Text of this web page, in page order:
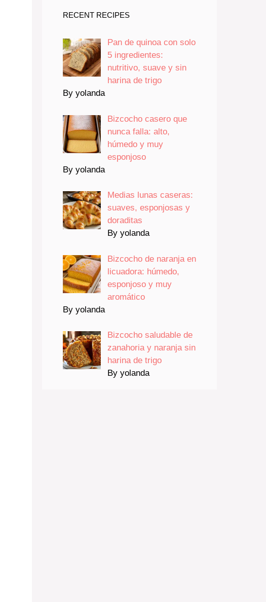
RECENT RECIPES
Pan de quinoa con solo
5 ingredientes:
nutritivo, suave y sin
harina de trigo
By yolanda
Bizcocho casero que
nunca falla: alto,
húmedo y muy
esponjoso
By yolanda
Medias lunas caseras:
suaves, esponjosas y
doraditas
By yolanda
Bizcocho de naranja en
licuadora: húmedo,
esponjoso y muy
aromático
By yolanda
Bizcocho saludable de
zanahoria y naranja sin
harina de trigo
By yolanda